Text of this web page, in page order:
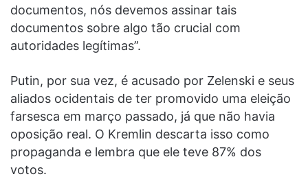
documentos, nós devemos assinar tais
documentos sobre algo tão crucial com
autoridades legítimas”.
Putin, por sua vez, é acusado por Zelenski e seus
aliados ocidentais de ter promovido uma eleição
farsesca em março passado, já que não havia
oposição real. O Kremlin descarta isso como
propaganda e lembra que ele teve 87% dos
votos.